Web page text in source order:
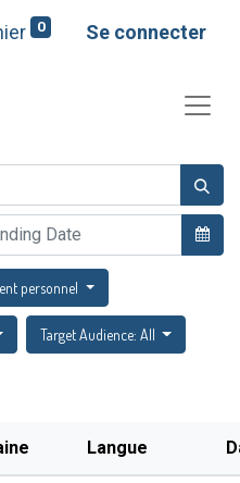
0 Se connecter
personnel
Target Audience: All
Langue